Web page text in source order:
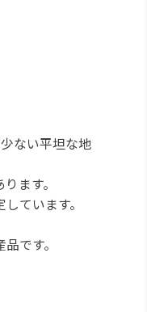
ない平坦な地
ます。
ています。
です。